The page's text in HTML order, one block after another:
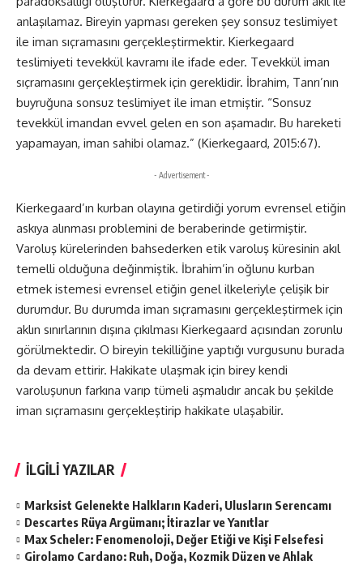
anlaşılamaz. Bireyin yapması gereken şey sonsuz teslimiyet
ile iman sıçramasını gerçekleştirmektir. Kierkegaard
teslimiyeti tevekkül kavramı ile ifade eder. Tevekkül iman
sıçramasını gerçekleştirmek için gereklidir. İbrahim, Tanrı’nın
buyruğuna sonsuz teslimiyet ile iman etmiştir. “Sonsuz
tevekkül imandan evvel gelen en son aşamadır. Bu hareketi
yapamayan, iman sahibi olamaz.” (Kierkegaard, 2015:67).
- Advertisement -
Kierkegaard’ın kurban olayına getirdiği yorum evrensel etiğin
askıya alınması problemini de beraberinde getirmiştir.
Varoluş kürelerinden bahsederken etik varoluş küresinin akıl
temelli olduğuna değinmiştik. İbrahim’in oğlunu kurban
etmek istemesi evrensel etiğin genel ilkeleriyle çelişik bir
durumdur. Bu durumda iman sıçramasını gerçekleştirmek için
aklın sınırlarının dışına çıkılması Kierkegaard açısından zorunlu
görülmektedir. O bireyin tekilliğine yaptığı vurgusunu burada
da devam ettirir. Hakikate ulaşmak için birey kendi
varoluşunun farkına varıp tümeli aşmalıdır ancak bu şekilde
iman sıçramasını gerçekleştirip hakikate ulaşabilir.
İLGİLİ YAZILAR
Marksist Gelenekte Halkların Kaderi, Ulusların Serencamı
Descartes Rüya Argümanı; İtirazlar ve Yanıtlar
Max Scheler: Fenomenoloji, Değer Etiği ve Kişi Felsefesi
Girolamo Cardano: Ruh, Doğa, Kozmik Düzen ve Ahlak